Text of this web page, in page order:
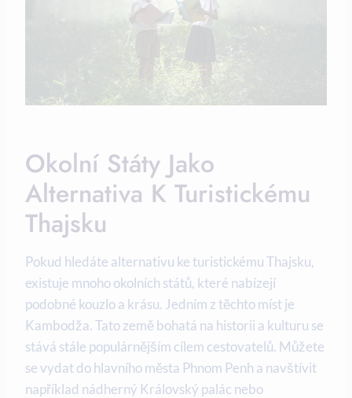
Okolní Státy Jako
Alternativa K Turistickému
Thajsku
Pokud hledáte alternativu ke turistickému Thajsku,
existuje mnoho okolních států, které nabízejí
podobné kouzlo a krásu. Jedním z těchto míst je
Kambodža. Tato země bohatá na historii a kulturu se
stává stále populárnějším cílem cestovatelů. Můžete
se vydat do hlavního města Phnom Penh a navštívit
například nádherný Královský palác nebo